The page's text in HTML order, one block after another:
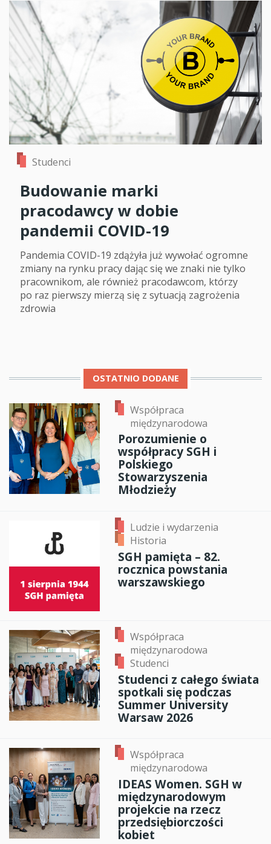
Studenci
Budowanie marki
pracodawcy w dobie
pandemii COVID-19
Pandemia COVID-19 zdążyła już wywołać ogromne
zmiany na rynku pracy dając się we znaki nie tylko
pracownikom, ale również pracodawcom, którzy
po raz pierwszy mierzą się z sytuacją zagrożenia
zdrowia
OSTATNIO DODANE
Współpraca
międzynarodowa
Porozumienie o
współpracy SGH i
Polskiego
Stowarzyszenia
Młodzieży
Ludzie i wydarzenia
Historia
SGH pamięta – 82.
rocznica powstania
warszawskiego
Współpraca
międzynarodowa
Studenci
Studenci z całego świata
spotkali się podczas
Summer University
Warsaw 2026
Współpraca
międzynarodowa
IDEAS Women. SGH w
międzynarodowym
projekcie na rzecz
przedsiębiorczości
kobiet